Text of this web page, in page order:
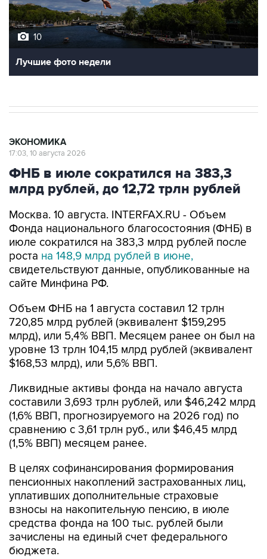
10
Лучшие фото недели
ЭКОНОМИКА
17:03, 10 августа 2026
ФНБ в июле сократился на 383,3
млрд рублей, до 12,72 трлн рублей
Москва. 10 августа. INTERFAX.RU - Объем
Фонда национального благосостояния (ФНБ) в
июле сократился на 383,3 млрд рублей после
роста на 148,9 млрд рублей в июне,
свидетельствуют данные, опубликованные на
сайте Минфина РФ.
Объем ФНБ на 1 августа составил 12 трлн
720,85 млрд рублей (эквивалент $159,295
млрд), или 5,4% ВВП. Месяцем ранее он был на
уровне 13 трлн 104,15 млрд рублей (эквивалент
$168,53 млрд), или 5,6% ВВП.
Ликвидные активы фонда на начало августа
составили 3,693 трлн рублей, или $46,242 млрд
(1,6% ВВП, прогнозируемого на 2026 год) по
сравнению с 3,61 трлн руб., или $46,45 млрд
(1,5% ВВП) месяцем ранее.
В целях софинансирования формирования
пенсионных накоплений застрахованных лиц,
уплативших дополнительные страховые
взносы на накопительную пенсию, в июле
средства фонда на 100 тыс. рублей были
зачислены на единый счет федерального
бюджета.